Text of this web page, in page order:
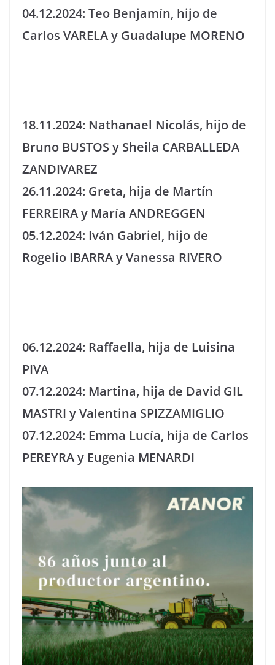
04.12.2024: Teo Benjamín, hijo de
Carlos VARELA y Guadalupe MORENO
18.11.2024: Nathanael Nicolás, hijo de
Bruno BUSTOS y Sheila CARBALLEDA
ZANDIVAREZ
26.11.2024: Greta, hija de Martín
FERREIRA y María ANDREGGEN
05.12.2024: Iván Gabriel, hijo de
Rogelio IBARRA y Vanessa RIVERO
06.12.2024: Raffaella, hija de Luisina
PIVA
07.12.2024: Martina, hija de David GIL
MASTRI y Valentina SPIZZAMIGLIO
07.12.2024: Emma Lucía, hija de Carlos
PEREYRA y Eugenia MENARDI